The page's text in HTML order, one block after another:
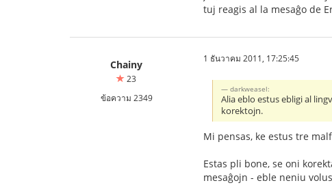
tuj reagis al la mesaĝo de
Chainy
23
ข้อความ 2349
1 ธันวาคม 2011, 17:25:45
darkweasel:
Alia eblo estus ebligi al
korektojn.
Mi pensas, ke estus tre
Estas pli bone, se oni
mesaĝojn - eble neniu